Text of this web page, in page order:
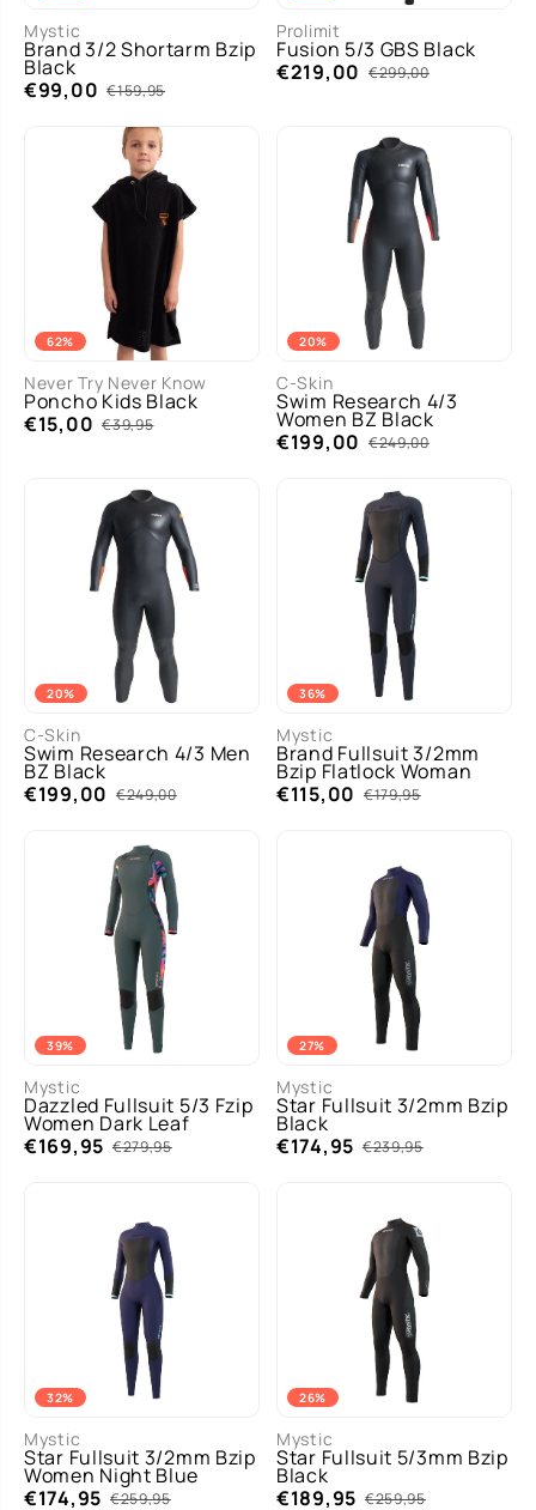
Mystic
Brand 3/2 Shortarm Bzip
Black
€99,00 €159,95
Prolimit
Fusion 5/3 GBS Black
€219,00 €299,00
62%
Never Try Never Know
Poncho Kids Black
€15,00 €39,95
20%
C-Skin
Swim Research 4/3
Women BZ Black
€199,00 €249,00
20%
C-Skin
Swim Research 4/3 Men
BZ Black
€199,00 €249,00
36%
Mystic
Brand Fullsuit 3/2mm
Bzip Flatlock Woman
€115,00 €179,95
39%
Mystic
Dazzled Fullsuit 5/3 Fzip
Women Dark Leaf
€169,95 €279,95
27%
Mystic
Star Fullsuit 3/2mm Bzip
Black
€174,95 €239,95
32%
Mystic
Star Fullsuit 3/2mm Bzip
Women Night Blue
€174,95 €259,95
26%
Mystic
Star Fullsuit 5/3mm Bzip
Black
€189,95 €259,95